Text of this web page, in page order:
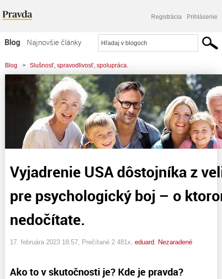
Registrácia Prihlásenie
Blog
Najnovšie články
Najčítanejšie články
Najkomentovanejšie články
Zoznam blogov
Komerčné blogy
Blog > Slušnosť, spravodlivosť, spolupráca.
Vyjadrenie USA dôstojníka z veliteľstva útvaru pre psychologický boj - o
ktorom sa tu nedočítate.
Vyjadrenie USA dôstojníka z
pre psychologický boj – o
nedočítate.
17. februára 2023 18:57 , Prečítané 2 481x, eduard Nezaradené
Ako to v skutočnosti je? Kde je pravda?